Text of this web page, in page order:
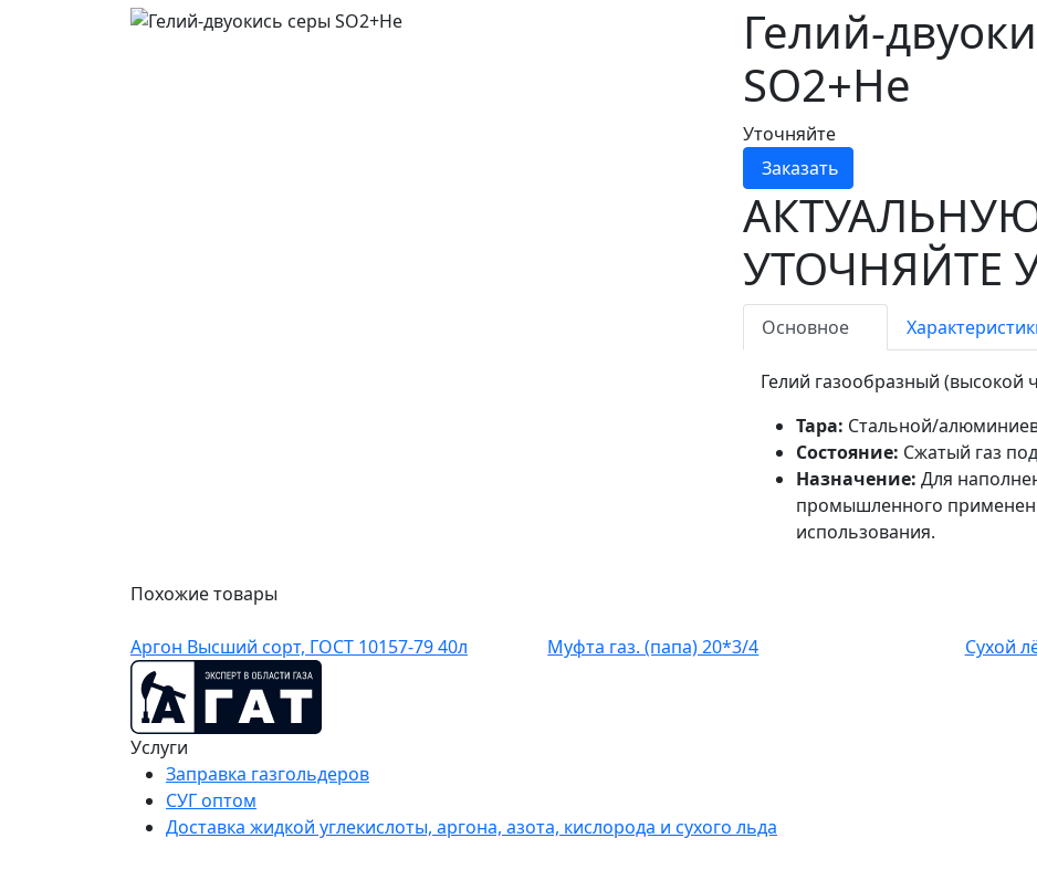
Гелий-
SO2+Не
Уточняйте
Заказать
УТОЧНЯЙТЕ
Основное
Гелий газообразный (высокой
Тара: Стальной/
Состояние: Сжатый газ
Назначение: Для
промышленного
использования.
Похожие товары
Аргон Высший сорт, ГОСТ 10157-79 40л Муфта газ. (папа) 20*3/4 Сухой
Услуги
Заправка газгольдеров
СУГ оптом
Доставка жидкой углекислоты, аргона, азота, кислорода и сухого льда